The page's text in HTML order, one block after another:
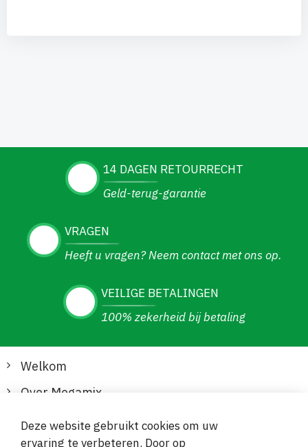
14 DAGEN RETOURRECHT
Geld-terug-garantie
VRAGEN
Heeft u vragen? Neem contact met ons op.
VEILIGE BETALINGEN
100% zekerheid bij betaling
Welkom
Over Megamix
Informatie
Deze website gebruikt cookies om uw
ervaring te verbeteren. Door op